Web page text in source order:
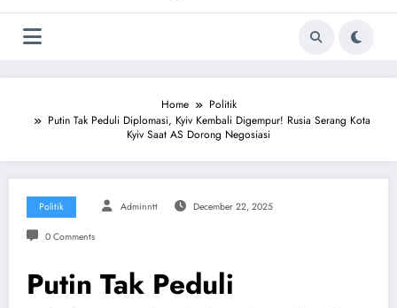
Home
Politik
Putin Tak Peduli Diplomasi, Kyiv Kembali Digempur! Rusia Serang Kota
Kyiv Saat AS Dorong Negosiasi
Politik Adminntt December 22, 2025
0 Comments
Putin Tak Peduli